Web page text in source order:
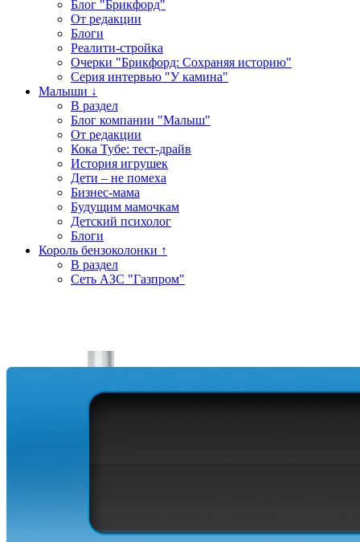
Блог "Брикфорд"
От редакции
Блоги
Реалити-стройка
Очерки "Брикфорд: Сохраняя историю"
Серия интервью "У камина"
Малыши ↓
В раздел
Блог компании "Малыш"
От редакции
Кока Тубе: тест-драйв
История игрушек
Дети – не помеха
Бизнес-мама
Будущим мамочкам
Детский психолог
Блоги
Король бензоколонки ↑
В раздел
Сеть АЗС "Газпром"